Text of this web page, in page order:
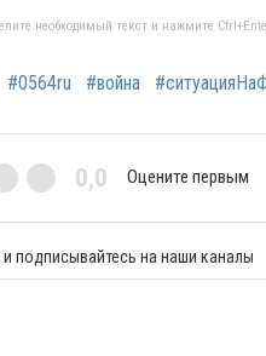
необходимый текст и нажмите
#0564ru #война
0,0 Оцените первым
подписывайтесь на наши каналы